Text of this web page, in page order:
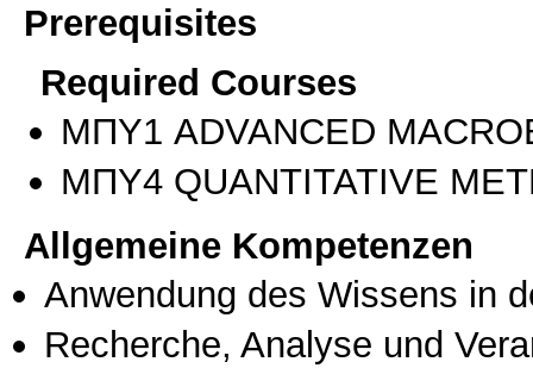
Prerequisites
Required Courses
ΜΠΥ1 ADVANCED
ΜΠΥ4 QUANTITATIVE
Allgemeine Kompetenzen
Anwendung des Wissens in
Recherche, Analyse und